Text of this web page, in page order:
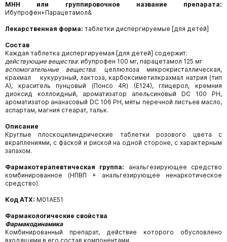
МНН или группировочное название препарата:
Ибупрофен+Парацетамол&
Лекарственная форма: таблетки диспергируемые [для детей]
Состав
Каждая таблетка диспергируемая [для детей] содержит:
действующие вещества: ибупрофен 100 мг, парацетамол 125 мг
вспомогательные вещества: целлюлоза микрокристаллическая,
крахмал кукурузный, лактоза, карбоксиметилкрахмал натрия (тип
А), краситель пунцовый (Понсо 4R) (Е124), глицерол, кремния
диоксид коллоидный, ароматизатор апельсиновый DC 100 PH,
ароматизатор ананасовый DC 106 PH, мяты перечной листьев масло,
аспартам, магния стеарат, тальк.
Описание
Круглые плоскоцилиндрические таблетки розового цвета с
вкраплениями, с фаской и риской на одной стороне, с характерным
запахом.
Фармакотерапевтическая группа: анальгезирующее средство
комбинированное (НПВП + анальгезирующее ненаркотическое
средство).
Код АТХ: М01АЕ51
Фармакологические свойства
Фармакодинамика
Комбинированный препарат, действие которого обусловлено
входящими в его состав компонентами.